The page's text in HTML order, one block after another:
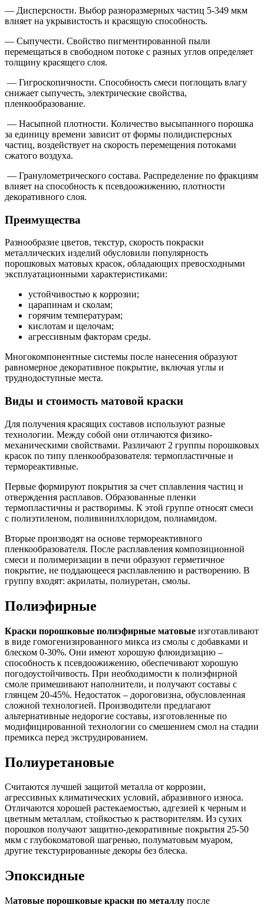
— Дисперсности. Выбор разноразмерных частиц 5-349 мкм
влияет на укрывистость и красящую способность.
— Сыпучести. Свойство пигментированной пыли
перемещаться в свободном потоке с разных углов определяет
толщину красящего слоя.
— Гигроскопичности. Способность смеси поглощать влагу
снижает сыпучесть, электрические свойства,
пленкообразование.
— Насыпной плотности. Количество высыпанного порошка
за единицу времени зависит от формы полидисперсных
частиц, воздействует на скорость перемещения потоками
сжатого воздуха.
— Гранулометрического состава. Распределение по фракциям
влияет на способность к псевдоожижению, плотности
декоративного слоя.
Преимущества
Разнообразие цветов, текстур, скорость покраски
металлических изделий обусловили популярность
порошковых матовых красок, обладающих превосходными
эксплуатационными характеристиками:
устойчивостью к коррозии;
царапинам и сколам;
горячим температурам;
кислотам и щелочам;
агрессивным факторам среды.
Многокомпонентные системы после нанесения образуют
равномерное декоративное покрытие, включая углы и
труднодоступные места.
Виды и стоимость матовой краски
Для получения красящих составов используют разные
технологии. Между собой они отличаются физико-
механическими свойствами. Различают 2 группы порошковых
красок по типу пленкообразователя: термопластичные и
термореактивные.
Первые формируют покрытия за счет сплавления частиц и
отверждения расплавов. Образованные пленки
термопластичны и растворимы. К этой группе относят смеси
с полиэтиленом, поливинилхлоридом, полиамидом.
Вторые производят на основе термореактивного
пленкообразователя. После расплавления композиционной
смеси и полимеризации в печи образуют герметичное
покрытие, не поддающееся расплавлению и растворению. В
группу входят: акрилаты, полиуретан, смолы.
Полиэфирные
Краски порошковые полиэфирные матовые изготавливают
в виде гомогенизированного микса из смолы с добавками и
блеском 0-30%. Они имеют хорошую флюидизацию –
способность к псевдоожижению, обеспечивают хорошую
погодоустойчивость. При необходимости к полиэфирной
смоле примешивают наполнители, и получают составы с
глянцем 20-45%. Недостаток – дороговизна, обусловленная
сложной технологией. Производители предлагают
альтернативные недорогие составы, изготовленные по
модифицированной технологии со смешением смол на стадии
премикса перед экструдированием.
Полиуретановые
Считаются лучшей защитой металла от коррозии,
агрессивных климатических условий, абразивного износа.
Отличаются хорошей растекаемостью, адгезией к черным и
цветным металлам, стойкостью к растворителям. Из сухих
порошков получают защитно-декоративные покрытия 25-50
мкм с глубокоматовой шагренью, полуматовым муаром,
другие текстурированные декоры без блеска.
Эпоксидные
Матовые порошковые краски по металлу после